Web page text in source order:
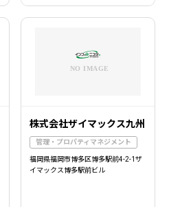
株式会社ザイマックス九州
管理・プロパティマネジメント
福岡県福岡市博多区博多駅前4-2-1ザ
イマックス博多駅前ビル